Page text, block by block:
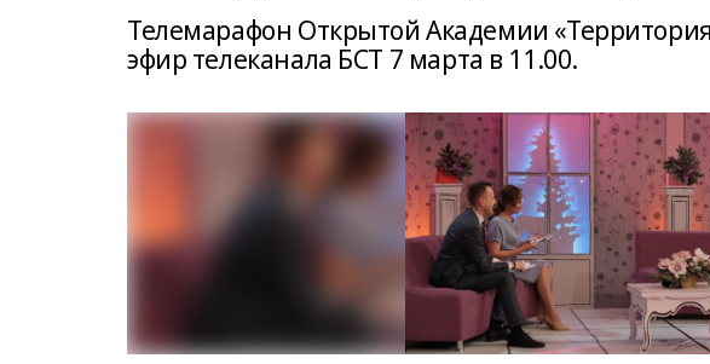
Телемарафон Открытой Академии
эфир телеканала БСТ 7 марта в 11.00.